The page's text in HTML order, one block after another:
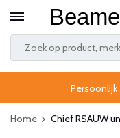
Persoonlijk
Home Chief RSAUW